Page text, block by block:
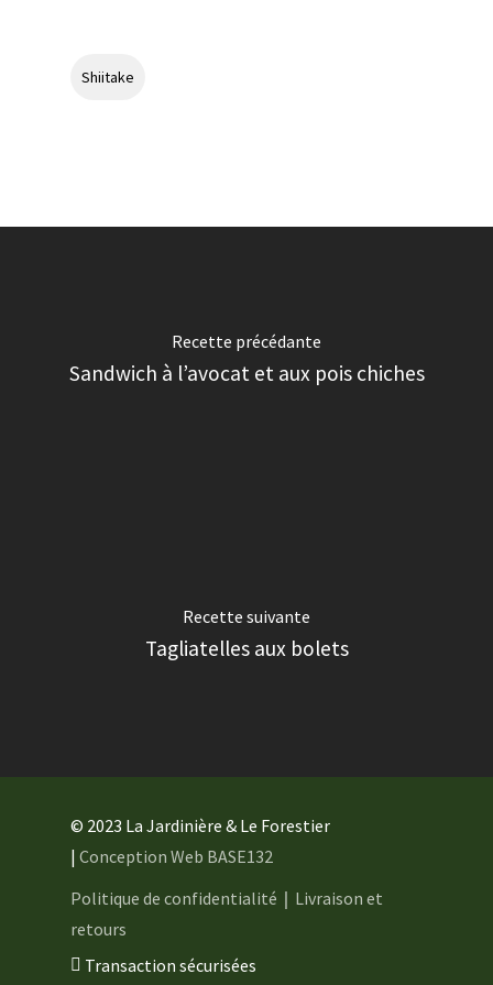
Shiitake
Recette précédante
Sandwich à l’avocat et aux pois chiches
Recette suivante
Tagliatelles aux bolets
© 2023 La Jardinière & Le Forestier
| Conception Web BASE132
Politique de confidentialité ｜ Livraison et
retours
Transaction sécurisées